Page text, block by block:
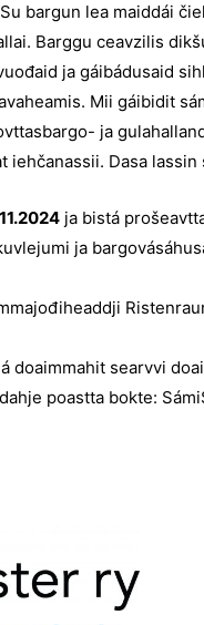
bargun lea maiddái
Barggu ceavzilis
ja gáibádusaid
Mii gáibidit
ja
Dasa
ja bistá
ja
doaimmahit searvvi
dahje poastta bokte: